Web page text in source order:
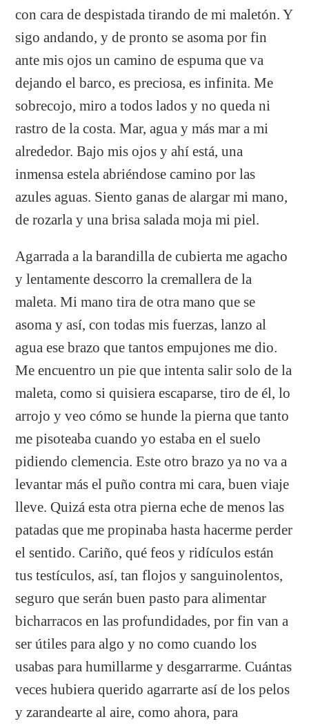
con cara de despistada tirando de mi maletón. Y
sigo andando, y de pronto se asoma por fin
ante mis ojos un camino de espuma que va
dejando el barco, es preciosa, es infinita. Me
sobrecojo, miro a todos lados y no queda ni
rastro de la costa. Mar, agua y más mar a mi
alrededor. Bajo mis ojos y ahí está, una
inmensa estela abriéndose camino por las
azules aguas. Siento ganas de alargar mi mano,
de rozarla y una brisa salada moja mi piel.
Agarrada a la barandilla de cubierta me agacho
y lentamente descorro la cremallera de la
maleta. Mi mano tira de otra mano que se
asoma y así, con todas mis fuerzas, lanzo al
agua ese brazo que tantos empujones me dio.
Me encuentro un pie que intenta salir solo de la
maleta, como si quisiera escaparse, tiro de él, lo
arrojo y veo cómo se hunde la pierna que tanto
me pisoteaba cuando yo estaba en el suelo
pidiendo clemencia. Este otro brazo ya no va a
levantar más el puño contra mi cara, buen viaje
lleve. Quizá esta otra pierna eche de menos las
patadas que me propinaba hasta hacerme perder
el sentido. Cariño, qué feos y ridículos están
tus testículos, así, tan flojos y sanguinolentos,
seguro que serán buen pasto para alimentar
bicharracos en las profundidades, por fin van a
ser útiles para algo y no como cuando los
usabas para humillarme y desgarrarme. Cuántas
veces hubiera querido agarrarte así de los pelos
y zarandearte al aire, como ahora, para